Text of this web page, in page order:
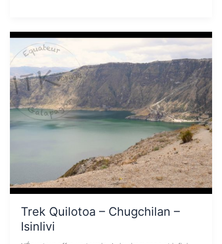
Trek Quilotoa – Chugchilan –
Isinlivi
Trek
Quilotoa
Chugchilan
–
Isinlivi